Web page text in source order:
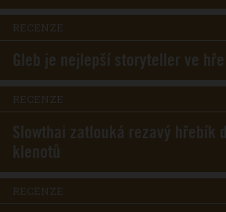
RECENZE
Gleb je nejlepší storyteller ve hře
RECENZE
Slowthai zatlouká rezavý hřebík
klenotů
RECENZE